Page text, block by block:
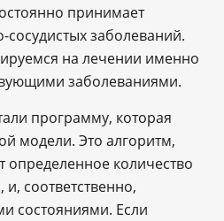
принимает
сосудистых заболеваний.
на лечении именно
заболеваниями.
программу, которая
модели. Это алгоритм,
определенное количество
соответственно,
состояниями. Если